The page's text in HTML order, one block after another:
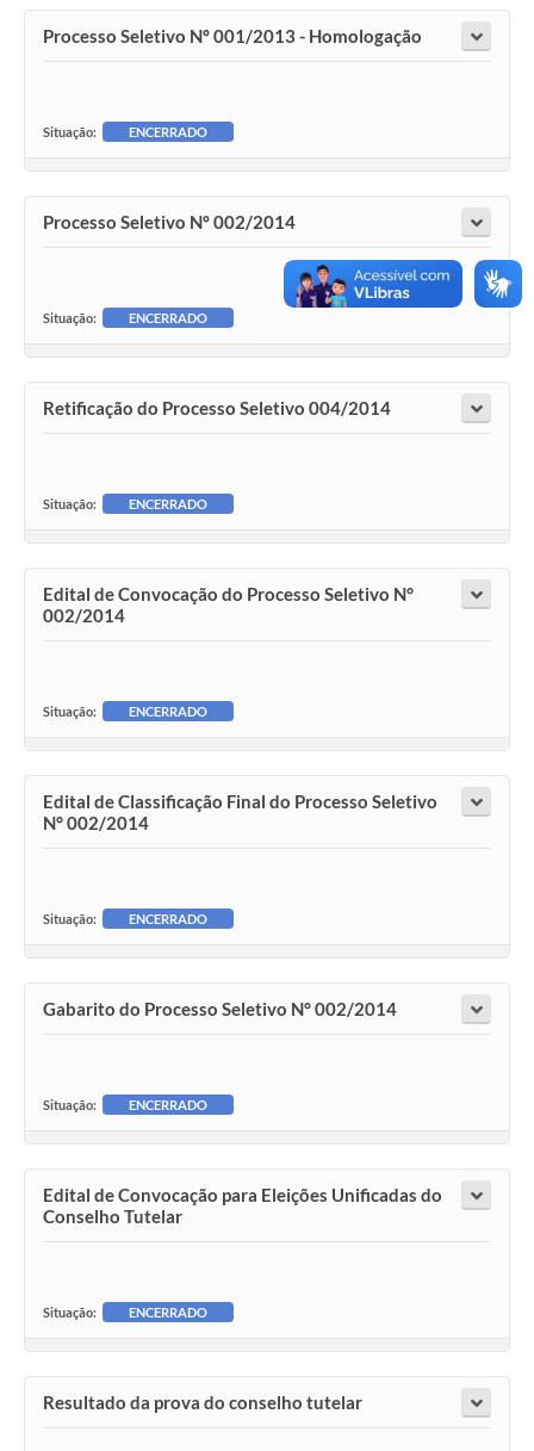
Processo Seletivo Nº 001/2013 - Homologação
Situação: ENCERRADO
Processo Seletivo Nº 002/2014
Situação: ENCERRADO
Retificação do Processo Seletivo 004/2014
Situação: ENCERRADO
Edital de Convocação do Processo Seletivo N°
002/2014
Situação: ENCERRADO
Edital de Classificação Final do Processo Seletivo
N° 002/2014
Situação: ENCERRADO
Gabarito do Processo Seletivo N° 002/2014
Situação: ENCERRADO
Edital de Convocação para Eleições Unificadas do
Conselho Tutelar
Situação: ENCERRADO
Resultado da prova do conselho tutelar